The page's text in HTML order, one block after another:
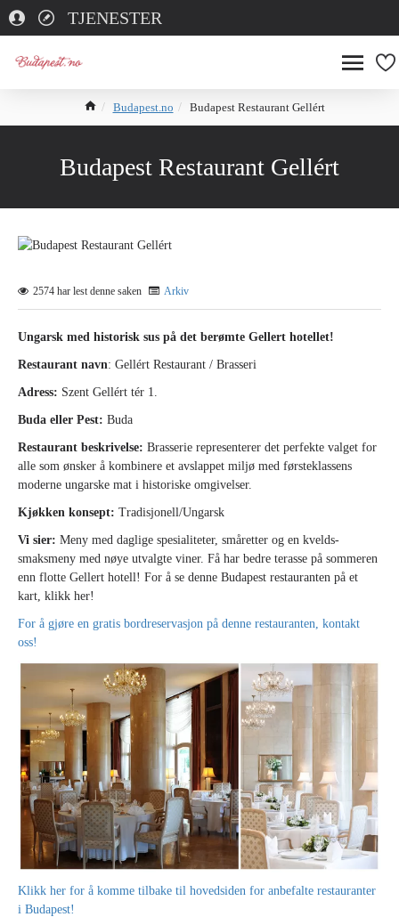
TJENESTER
Budapest.no Budapest Restaurant Gellért
Budapest Restaurant Gellért
2574 har lest denne saken Arkiv
Ungarsk med historisk sus på det berømte Gellert hotellet!
Restaurant navn: Gellért Restaurant / Brasseri
Adress: Szent Gellért tér 1.
Buda eller Pest: Buda
Restaurant beskrivelse: Brasserie representerer det perfekte valget for
alle som ønsker å kombinere et avslappet miljø med førsteklassens
moderne ungarske mat i historiske omgivelser.
Kjøkken konsept: Tradisjonell/Ungarsk
Vi sier: Meny med daglige spesialiteter, småretter og en kvelds-
smaksmeny med nøye utvalgte viner. Få har bedre terasse på sommeren
enn flotte Gellert hotell! For å se denne Budapest restauranten på et
kart, klikk her!
For å gjøre en gratis bordreservasjon på denne restauranten, kontakt
oss!
Klikk her for å komme tilbake til hovedsiden for anbefalte restauranter
i Budapest!